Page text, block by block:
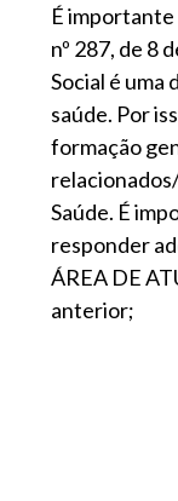
É importante
nº 287, de 8
Social é uma
saúde. Por
formação
Saúde. É
responder
ÁREA DE
anterior;